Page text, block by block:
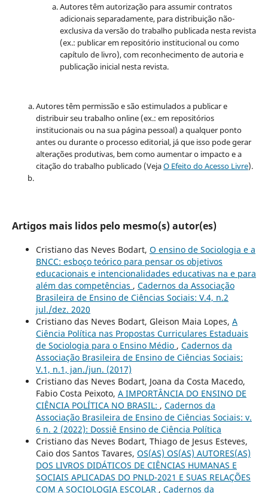
Autores têm autorização para assumir contratos
adicionais separadamente, para distribuição não-
exclusiva da versão do trabalho publicada nesta revista
(ex.: publicar em repositório institucional ou como
capítulo de livro), com reconhecimento de autoria e
publicação inicial nesta revista.
Autores têm permissão e são estimulados a publicar e
distribuir seu trabalho online (ex.: em repositórios
institucionais ou na sua página pessoal) a qualquer ponto
antes ou durante o processo editorial, já que isso pode gerar
alterações produtivas, bem como aumentar o impacto e a
citação do trabalho publicado (VejaO Efeito do Acesso Livre).
Artigos mais lidos pelo mesmo(s) autor(es)
Cristiano das Neves Bodart, O ensino de Sociologia e a
BNCC: esboço teórico para pensar os objetivos
educacionais e intencionalidades educativas na e para
além das competências , Cadernos da Associação
Brasileira de Ensino de Ciências Sociais: V.4, n.2
jul./dez. 2020
Cristiano das Neves Bodart, Gleison Maia Lopes, A
Ciência Política nas Propostas Curriculares Estaduais
de Sociologia para o Ensino Médio , Cadernos da
Associação Brasileira de Ensino de Ciências Sociais:
V.1, n.1, jan./jun. (2017)
Cristiano das Neves Bodart, Joana da Costa Macedo,
Fabio Costa Peixoto, A IMPORTÂNCIA DO ENSINO DE
CIÊNCIA POLÍTICA NO BRASIL: , Cadernos da
Associação Brasileira de Ensino de Ciências Sociais: v.
6 n. 2 (2022): Dossiê Ensino de Ciência Política
Cristiano das Neves Bodart, Thiago de Jesus Esteves,
Caio dos Santos Tavares, OS(AS) OS(AS) AUTORES(AS)
DOS LIVROS DIDÁTICOS DE CIÊNCIAS HUMANAS E
SOCIAIS APLICADAS DO PNLD-2021 E SUAS RELAÇÕES
COM A SOCIOLOGIA ESCOLAR , Cadernos da